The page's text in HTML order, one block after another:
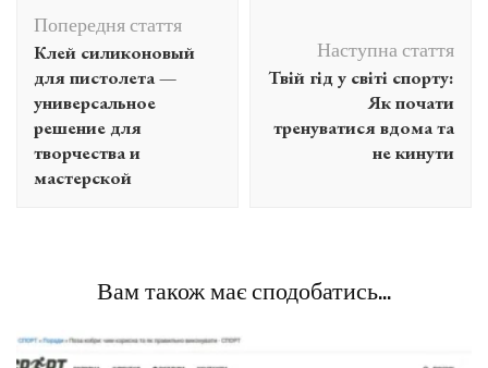
по
запису
Попередня стаття
Клей силиконовый
для пистолета —
универсальное
решение для
творчества и
мастерской
Наступна стаття
Твій гід у світі спорту:
Як почати
тренуватися вдома та
не кинути
Вам також має сподобатись...